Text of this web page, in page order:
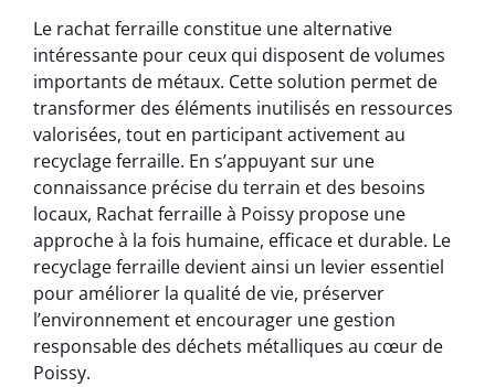
Le rachat ferraille constitue une alternative
intéressante pour ceux qui disposent de volumes
importants de métaux. Cette solution permet de
transformer des éléments inutilisés en ressources
valorisées, tout en participant activement au
recyclage ferraille. En s’appuyant sur une
connaissance précise du terrain et des besoins
locaux, Rachat ferraille à Poissy propose une
approche à la fois humaine, efficace et durable. Le
recyclage ferraille devient ainsi un levier essentiel
pour améliorer la qualité de vie, préserver
l’environnement et encourager une gestion
responsable des déchets métalliques au cœur de
Poissy.